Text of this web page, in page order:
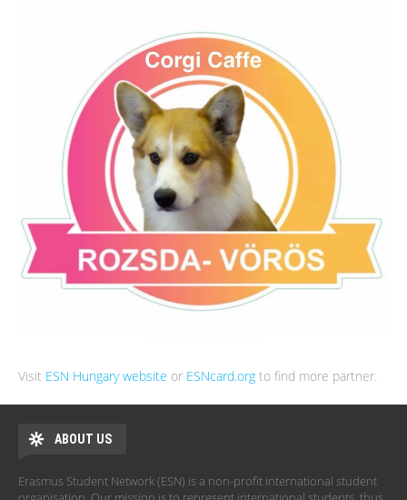
Visit ESN Hungary website or ESNcard.org to find more partner.
ABOUT US
Erasmus Student Network (ESN) is a non-profit international student